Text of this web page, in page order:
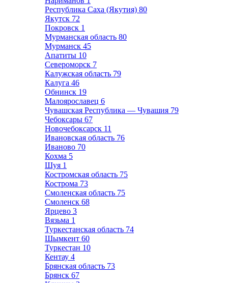
Республика Саха (Якутия) 80
Якутск 72
Покровск 1
Мурманская область 80
Мурманск 45
Апатиты 10
Североморск 7
Калужская область 79
Калуга 46
Обнинск 19
Малоярославец 6
Чувашская Республика — Чувашия 79
Чебоксары 67
Новочебоксарск 11
Ивановская область 76
Иваново 70
Кохма 5
Шуя 1
Костромская область 75
Кострома 73
Смоленская область 75
Смоленск 68
Ярцево 3
Вязьма 1
Туркестанская область 74
Шымкент 60
Туркестан 10
Кентау 4
Брянская область 73
Брянск 67